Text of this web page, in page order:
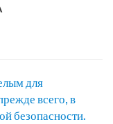
для
всего, в
безопасности.